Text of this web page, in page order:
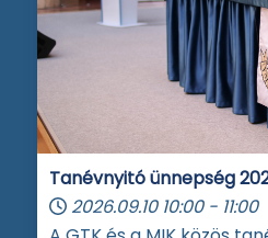
Tanévnyitó ünnepség
2026.09.10 10:00 - 11:00